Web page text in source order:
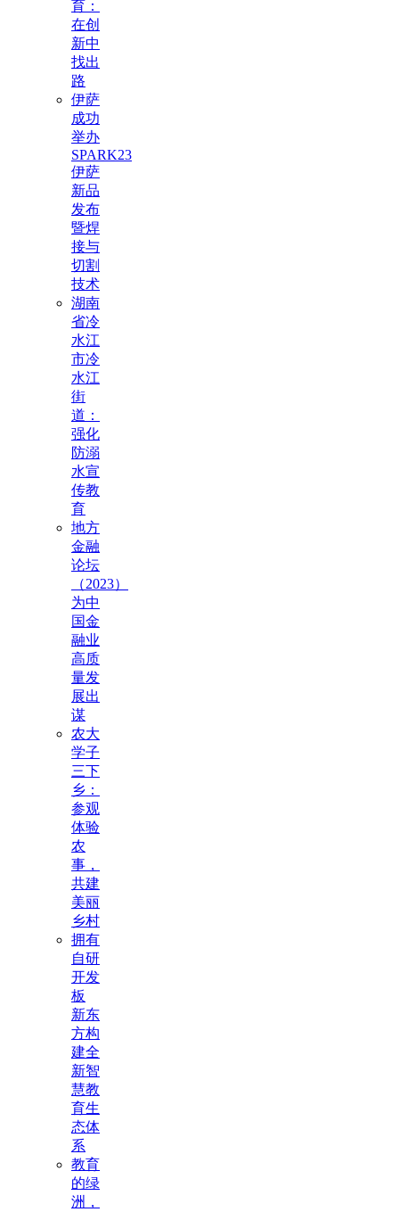
育：
在创
新中
找出
路
伊萨
成功
举办
SPARK23
伊萨
新品
发布
暨焊
接与
切割
技术
湖南
省冷
水江
市冷
水江
街
道：
强化
防溺
水宣
传教
育
地方
金融
论坛
（2023）
为中
国金
融业
高质
量发
展出
谋
农大
学子
三下
乡：
参观
体验
农
事，
共建
美丽
乡村
拥有
自研
开发
板
新东
方构
建全
新智
慧教
育生
态体
系
教育
的绿
洲，